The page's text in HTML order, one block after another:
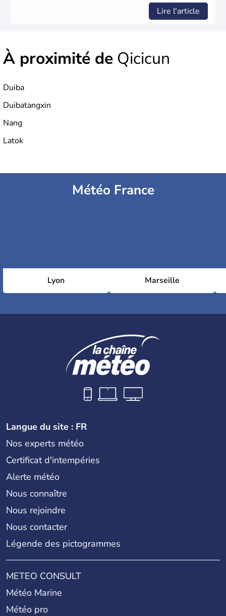
Lire l'article
À proximité de Qicicun
Duiba
Duibatangxin
Nang
Latok
Météo France
Lyon Marseille
Langue du site : FR
Nos experts météo
Certificat d'intempéries
Alerte météo
Nous connaître
Nous rejoindre
Nous contacter
Légende des pictogrammes
METEO CONSULT
Météo Marine
Météo pro